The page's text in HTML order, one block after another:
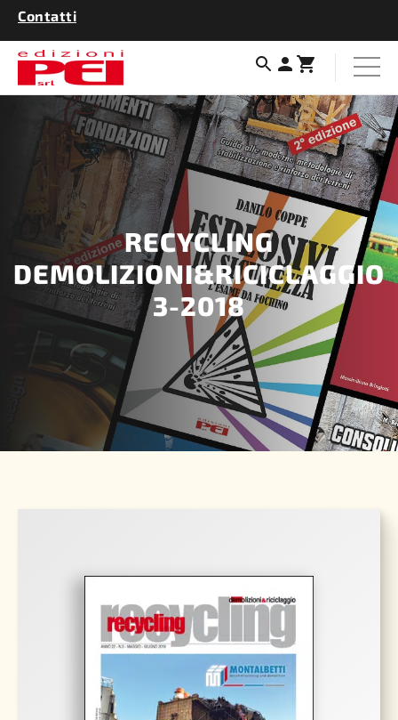
Contatti
RECYCLING
DEMOLIZIONI&RICICLAGGIO
3-2018